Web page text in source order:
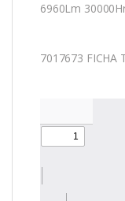
6960Lm
7017673 FICHA